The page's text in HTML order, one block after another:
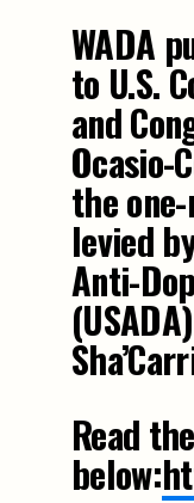
WADA
to U.S.
and
Ocasio-
the
levied
Anti-
Read
below: